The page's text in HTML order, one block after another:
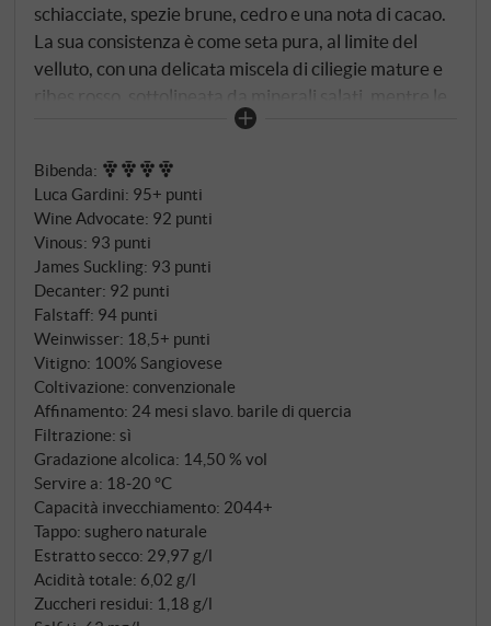
schiacciate, spezie brune, cedro e una nota di cacao.
La sua consistenza è come seta pura, al limite del
velluto, con una delicata miscela di ciliegie mature e
ribes rosso, sottolineata da minerali salati, mentre le
note di agrumi contrastano verso la fine. Una rete di
trama che bilancia erbe balsamiche e un accenno di
moka, mentre i fiori blu e viola svaniscono
lentamente. SUPERIORE.DE
Bibenda:
Luca Gardini: 95+ punti
Wine Advocate: 92 punti
Vinous: 93 punti
James Suckling: 93 punti
Decanter: 92 punti
Falstaff: 94 punti
Weinwisser: 18,5+ punti
Vitigno: 100% Sangiovese
Coltivazione: convenzionale
Affinamento: 24 mesi slavo. barile di quercia
Filtrazione: sì
Gradazione alcolica: 14,50 % vol
Servire a: 18‑20 °C
Capacità invecchiamento: 2044+
Tappo: sughero naturale
Estratto secco: 29,97 g/l
Acidità totale: 6,02 g/l
Zuccheri residui: 1,18 g/l